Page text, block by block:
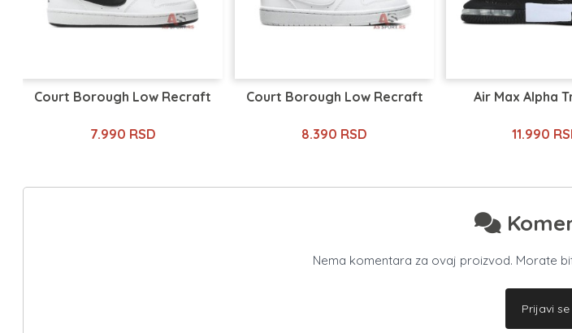
Court Borough Low Recraft
7.990 RSD
Court Borough Low Recraft
8.390 RSD
Air Max Alpha
11.990
Nema komentara za ovaj proizvod. Morate
Prijavi se